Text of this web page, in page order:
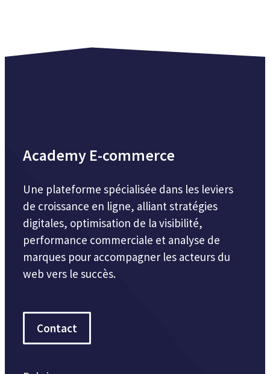
Academy E-commerce
Une plateforme spécialisée dans les leviers
de croissance en ligne, alliant stratégies
digitales, optimisation de la visibilité,
performance commerciale et analyse de
marques pour accompagner les acteurs du
web vers le succès.
Contact